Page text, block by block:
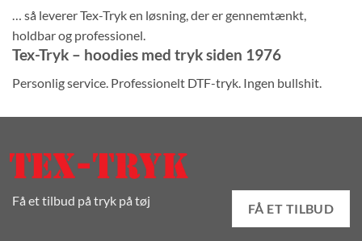
… så leverer Tex-Tryk en løsning, der er gennemtænkt,
holdbar og professionel.
Tex-Tryk – hoodies med tryk siden 1976
Personlig service. Professionelt DTF-tryk. Ingen bullshit.
Få et tilbud på tryk på tøj
FÅ ET TILBUD